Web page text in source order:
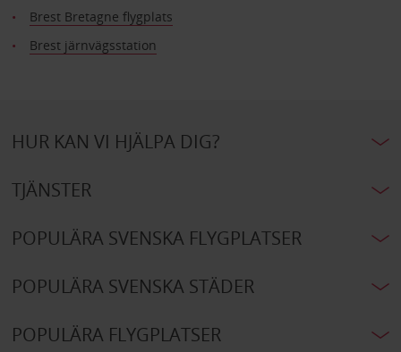
Brest Bretagne flygplats
Brest järnvägsstation
HUR KAN VI HJÄLPA DIG?
TJÄNSTER
POPULÄRA SVENSKA FLYGPLATSER
POPULÄRA SVENSKA STÄDER
POPULÄRA FLYGPLATSER